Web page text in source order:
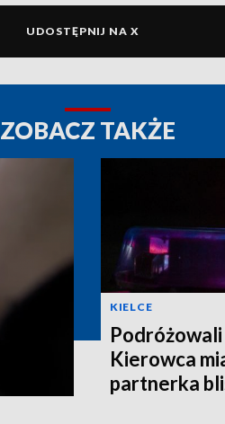
UDOSTĘPNIJ NA X
ZOBACZ TAKŻE
KIELCE
Kierowca
partnerka